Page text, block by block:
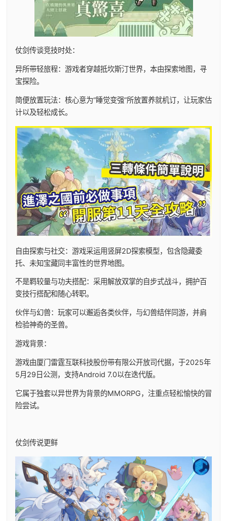
仗剑传谈竞技时处：
异所带轻旅程：游戏者穿越抵坎斯汀世界，本由探索地图，寻
宝探险。
简便放置玩法：核心意为“睡觉变强”所放置养就机订，让玩家估
计以及轻松成长。
自由探索与社交：游戏采运用竖屏2D探索模型，包含隐藏委
托、未知宝藏同丰富性的世界地图。
不是羁较量与功夫搭配：采用解放双掌的自步式战斗，拥护百
变技行搭配和随心转职。
伙伴与幻兽：玩家可以邂逅各类伙伴，与幻兽结伴同游，并肩
检验神奇的圣兽。
游戏背景：
游戏由厦门雷霆互联科技股份带有限公开放司代据，于2025年
5月29日公测，支持Android 7.0以在迭代版。
它属于独套以异世界为背景的MMORPG，注重点轻松愉快的冒
险尝试。
仗剑传说更鲜